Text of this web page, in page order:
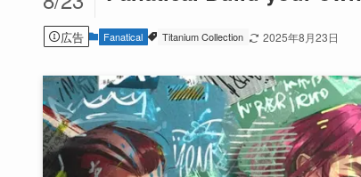
広告 Fanatical Titanium Collection 2025年8月23日